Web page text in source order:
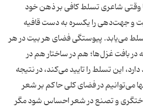
وقتی شاعری تسلط کافی بر ذهن خود
و جهت‌دهی را یکسره به دست قافیه
می‌یابد. پیوستگی فضای هر بیت در هر
در بافت غزل‌ها؛ هم در ساختار هم در
این تسلط را تایید می‌کند، در نتیجه
می‌توانیم در فضای کلی حاکم بر شعر
و تصنع در شعر احساس شود مگر